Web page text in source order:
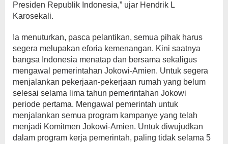
Presiden Republik Indonesia,” ujar Hendrik L
Karosekali.
Ia menuturkan, pasca pelantikan, semua pihak harus
segera melupakan eforia kemenangan. Kini saatnya
bangsa Indonesia menatap dan bersama sekaligus
mengawal pemerintahan Jokowi-Amien. Untuk segera
menjalankan pekerjaan-pekerjaan rumah yang belum
selesai selama lima tahun pemerintahan Jokowi
periode pertama. Mengawal pemerintah untuk
menjalankan semua program kampanye yang telah
menjadi Komitmen Jokowi-Amien. Untuk diwujudkan
dalam program kerja pemerintah, paling tidak selama 5